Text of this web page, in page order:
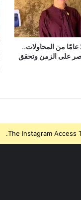
بعد أكثر من 20 عامًا من المحاولات..
على الزمن وتحقق
The Instagram Access